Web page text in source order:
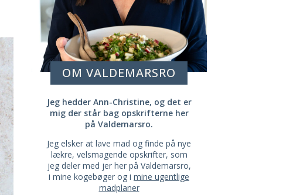
OM VALDEMARSRO
Jeg hedder Ann-Christine, og det er
mig der står bag opskrifterne her
på Valdemarsro.
Jeg elsker at lave mad og finde på nye
lækre, velsmagende opskrifter, som
jeg deler med jer her på Valdemarsro,
i mine kogebøger og i mine ugentlige
madplaner